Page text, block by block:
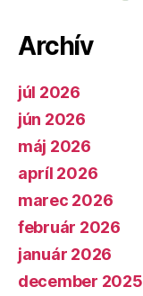
Archív
júl 2026
jún 2026
máj 2026
apríl 2026
marec 2026
február 2026
január 2026
december 2025